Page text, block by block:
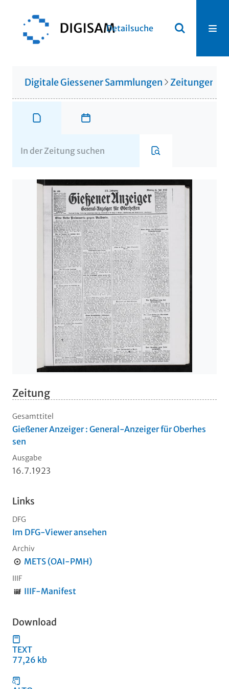
Detailsuche
Digitale Giessener Sammlungen Zeitungen
Zeitung
Gesamttitel
Gießener Anzeiger : General-Anzeiger für Oberhes
sen
Ausgabe
16.7.1923
Links
DFG
Im DFG-Viewer ansehen
Archiv
METS (OAI-PMH)
IIIF
IIIF-Manifest
Download
TEXT
77,26 kb